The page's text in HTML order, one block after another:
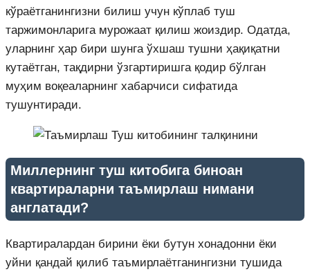
кўраётганингизни билиш учун кўплаб туш
таржимонларига мурожаат қилиш жоиздир. Одатда,
уларнинг ҳар бири шунга ўхшаш тушни ҳақиқатни
кутаётган, тақдирни ўзгартиришга қодир бўлган
муҳим воқеаларнинг хабарчиси сифатида
тушунтиради.
Миллернинг туш китобига биноан
квартираларни таъмирлаш нимани
англатади?
Квартиралардан бирини ёки бутун хонадонни ёки
уйни қандай қилиб таъмирлаётганингизни тушида